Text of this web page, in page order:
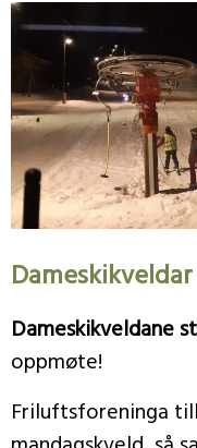
Dameskikveldar
Dameskikveldane
oppmøte!
Friluftsforeninga